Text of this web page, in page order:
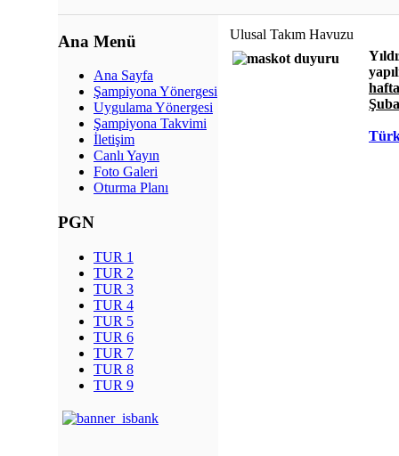
Ana Menü
Ana Sayfa
Şampiyona Yönergesi
Uygulama Yönergesi
Şampiyona Takvimi
İletişim
Canlı Yayın
Foto Galeri
Oturma Planı
PGN
TUR 1
TUR 2
TUR 3
TUR 4
TUR 5
TUR 6
TUR 7
TUR 8
TUR 9
Ulusal Takım Havuzu